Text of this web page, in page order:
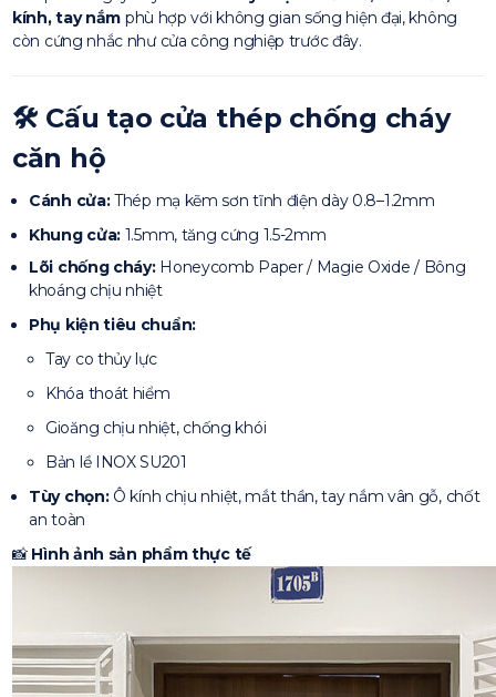
kính, tay nắm phù hợp với không gian sống hiện đại, không
còn cứng nhắc như cửa công nghiệp trước đây.
🛠 Cấu tạo cửa thép chống cháy
căn hộ
Cánh cửa:Thép mạ kẽm sơn tĩnh điện dày 0.8–1.2mm
Khung cửa: 1.5mm, tăng cứng 1.5-2mm
Lõi chống cháy:Honeycomb Paper / Magie Oxide / Bông
khoáng chịu nhiệt
Phụ kiện tiêu chuẩn:
Tay co thủy lực
Khóa thoát hiểm
Gioăng chịu nhiệt, chống khói
Bản lề INOX SU201
Tùy chọn:Ô kính chịu nhiệt, mắt thần, tay nắm vân gỗ, chốt
an toàn
📸 Hình ảnh sản phẩm thực tế